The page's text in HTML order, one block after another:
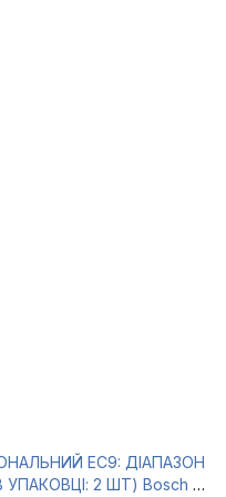
EC9: ДІАПАЗОН
2 ШТ) Bosch 9